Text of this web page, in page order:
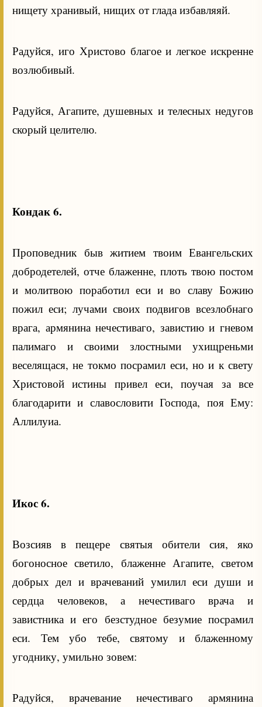
нищету хранивый, нищих от глада избавляяй.
Радуйся, иго Христово благое и легкое искренне
возлюбивый.
Радуйся, Агапите, душевных и телесных недугов
скорый целителю.
Кондак 6.
Проповедник быв житием твоим Евангельских
добродетелей, отче блаженне, плоть твою постом
и молитвою поработил еси и во славу Божию
пожил еси; лучами своих подвигов всезлобнаго
врага, армянина нечестиваго, завистию и гневом
палимаго и своими злостными ухищреньми
веселящася, не токмо посрамил еси, но и к свету
Христовой истины привел еси, поучая за все
благодарити и славословити Господа, поя Ему:
Аллилуиа.
Икос 6.
Возсияв в пещере святыя обители сия, яко
богоносное светило, блаженне Агапите, светом
добрых дел и врачеваний умилил еси души и
сердца человеков, а нечестиваго врача и
завистника и его безстудное безумие посрамил
еси. Тем убо тебе, святому и блаженному
угоднику, умильно зовем:
Радуйся, врачевание нечестиваго армянина